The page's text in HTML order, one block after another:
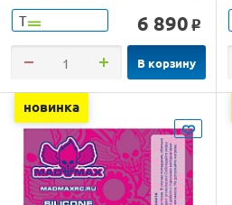
Т 6 890 o
В корзину
новинка